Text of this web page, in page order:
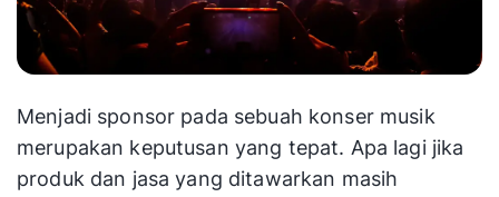
Menjadi sponsor pada sebuah konser musik
merupakan keputusan yang tepat. Apa lagi jika
produk dan jasa yang ditawarkan masih